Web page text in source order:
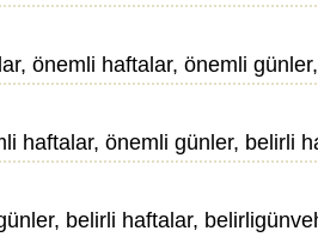
önemli haftalar, önemli
haftalar, önemli günler, belirli
belirli haftalar,